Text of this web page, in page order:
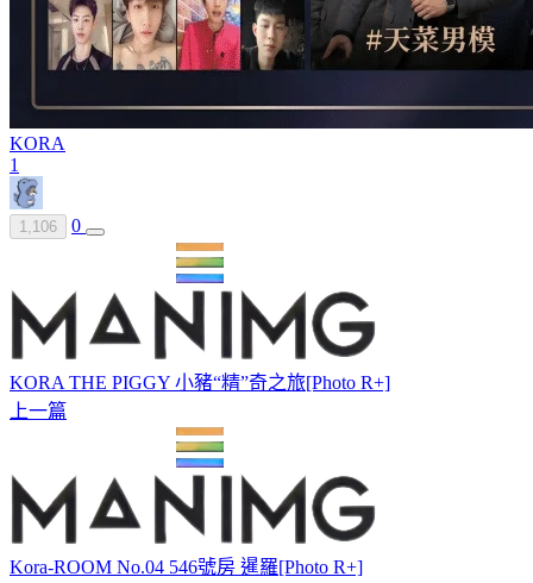
KORA
1
1,106 0
KORA THE PIGGY 小豬“精”奇之旅[Photo R+]
上一篇
Kora-ROOM No.04 546號房 暹羅[Photo R+]